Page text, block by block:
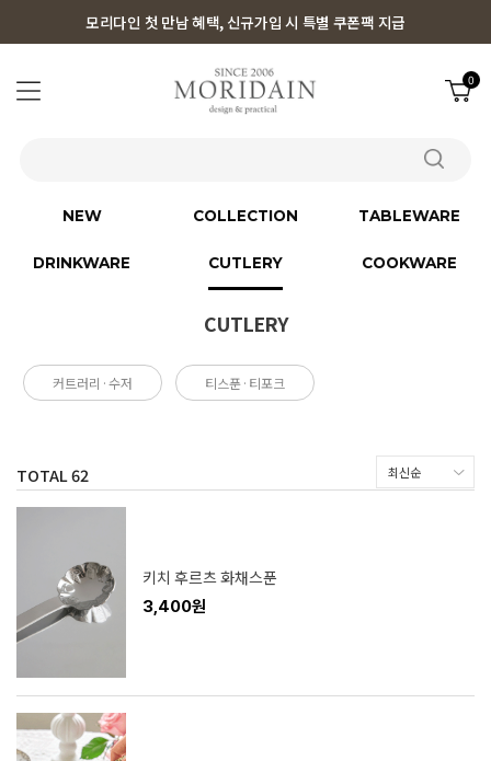
모리다인 첫 만남 혜택, 신규가입 시 특별 쿠폰팩 지급
0
NEW COLLECTION TABLEWARE
DRINKWARE CUTLERY COOKWARE
CUTLERY
커트러리·수저 티스푼·티포크
TOTAL62
키치 후르츠 화채스푼
3,400원